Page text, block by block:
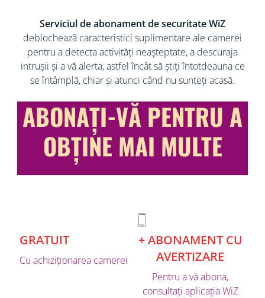
Serviciul de abonament de securitate WiZ
deblochează caracteristici suplimentare ale camerei
pentru a detecta activități neașteptate, a descuraja
intrușii și a vă alerta, astfel încât să știți întotdeauna ce
se întâmplă, chiar și atunci când nu sunteți acasă.
ABONAȚI-VĂ PENTRU A
OBȚINE MAI MULTE
GRATUIT
Cu achiziționarea camerei
+ ABONAMENT CU
AVERTIZARE
Pentru a vă abona,
consultați aplicația WiZ